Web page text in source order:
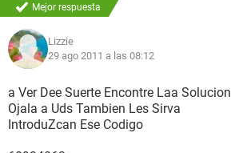
Mejor respuesta
Lizzie
29 ago 2011 a las 08:12
a Ver Dee Suerte Encontre Laa Solucion
Ojala a Uds Tambien Les Sirva
IntroduZcan Ese Codigo